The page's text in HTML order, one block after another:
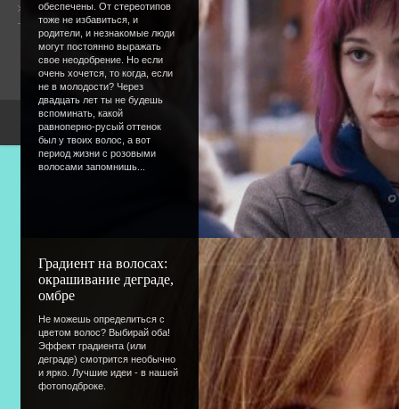
обеспечены. От стереотипов
тоже не избавиться, и
родители, и незнакомые люди
могут постоянно выражать
свое неодобрение. Но если
очень хочется, то когда, если
не в молодости? Через
двадцать лет ты не будешь
вспоминать, какой
равноперно-русый оттенок
был у твоих волос, а вот
период жизни с розовыми
волосами запомнишь...
Градиент на волосах:
окрашивание деграде,
омбре
Не можешь определиться с
цветом волос? Выбирай оба!
Эффект градиента (или
деграде) смотрится необычно
и ярко. Лучшие идеи - в нашей
фотоподброке.
Форум Онлайн всего:9
Гостей: 9
Пользователей:0
Copyright